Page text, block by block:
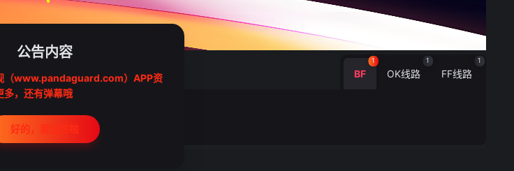
BF
1
OK线路
1
FF线路
1
公告内容
（www.pandaguard.com）APP资
多，还有弹幕哦
好的，我记住啦